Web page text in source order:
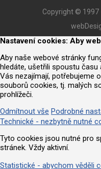
Copyright © 1997
Nastavení cookies: Aby
Aby naše webové stránky
hledáte, ušetřili spoustu času
Vás nezajímají, potřebujeme
souborů cookies, tj. malých
prohlížeči.
Odmítnout vše Podrobné
Technické - nezbytně nutné
Tyto cookies jsou nutné pro
stránek. Vždy aktivní.
Statistické - abychom věděli